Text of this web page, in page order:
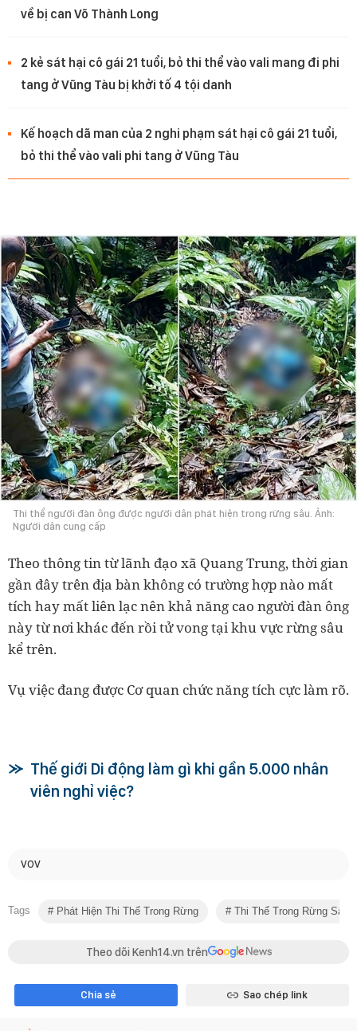
về bị can Võ Thành Long
2 kẻ sát hại cô gái 21 tuổi, bỏ thi thể vào vali mang đi phi
tang ở Vũng Tàu bị khởi tố 4 tội danh
Kế hoạch dã man của 2 nghi phạm sát hại cô gái 21 tuổi,
bỏ thi thể vào vali phi tang ở Vũng Tàu
Thi thể người đàn ông được người dân phát hiện trong rừng sâu. Ảnh:
Người dân cung cấp
Theo thông tin từ lãnh đạo xã Quang Trung, thời gian
gần đây trên địa bàn không có trường hợp nào mất
tích hay mất liên lạc nên khả năng cao người đàn ông
này từ nơi khác đến rồi tử vong tại khu vực rừng sâu
kể trên.
Vụ việc đang được Cơ quan chức năng tích cực làm rõ.
Thế giới Di động làm gì khi gần 5.000 nhân
viên nghỉ việc?
VOV
Tags Phát Hiện Thi Thể Trong Rừng Thi Thể Trong Rừng Sâu
Theo dõi Kenh14.vn trên
Chia sẻ Sao chép link